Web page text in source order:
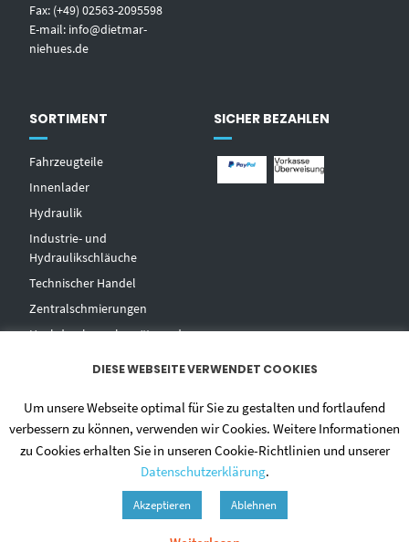
Fax: (+49) 02563-2095598
E-mail: info@dietmar-
niehues.de
SORTIMENT
Fahrzeugteile
Innenlader
Hydraulik
Industrie- und
Hydraulikschläuche
Technischer Handel
Zentralschmierungen
Hochdruckwaschgeräte und
SICHER BEZAHLEN
© 2020 - DIETMAR NIEHUES
ALLGEMEINE GESCHÄFTSBEDINGUNGEN
DATENSCHUTZERKLÄRUNG
DIESE WEBSEITE VERWENDET COOKIES
Um unsere Webseite optimal für Sie zu gestalten und fortlaufend
verbessern zu können, verwenden wir Cookies. Weitere Informationen
zu Cookies erhalten Sie in unseren Cookie-Richtlinien und unserer
Datenschutzerklärung.
Akzeptieren Ablehnen